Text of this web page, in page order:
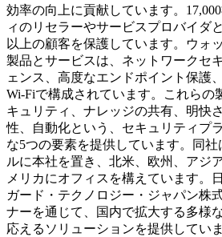
効率の向上に貢献しています。
ィのリセラーやサービスプロバイダ
以上の顧客を保護しています。ウォ
製品とサービスは、ネットワークセ
ェンス、高度なエンドポイント保護
Wi-Fiで構成されています。これらの
キュリティ、ナレッジの共有、明快
性、自動化という、セキュリティプ
な5つの要素を提供しています。同社
ルに本社を置き、北米、欧州、アジ
メリカにオフィスを構えています。
ガード・テクノロジー・ジャパン株
ナーを通じて、国内で拡大する多様
応えるソリューションを提供してい